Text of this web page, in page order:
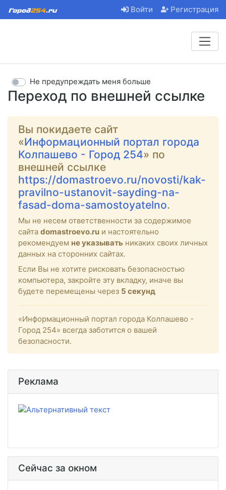
Войти Регистрация
Переход по внешней ссылке
Не предупреждать меня больше
Вы покидаете сайт
«Информационный портал города
Колпашево - Город 254» по
внешней ссылке
https://domastroevo.ru/novosti/kak-
pravilno-ustanovit-sayding-na-
fasad-doma-samostoyatelno.
Мы не несем ответственности за содержимое
сайта domastroevo.ru и настоятельно
рекомендуем не указывать никаких своих личных
данных на сторонних сайтах.
Если Вы не хотите рисковать безопасностью
компьютера, закройте эту вкладку, иначе вы
будете перемещены через 5 секунд
«Информационный портал города Колпашево -
Город 254» всегда заботится о вашей
безопасности.
Реклама
Сейчас за окном